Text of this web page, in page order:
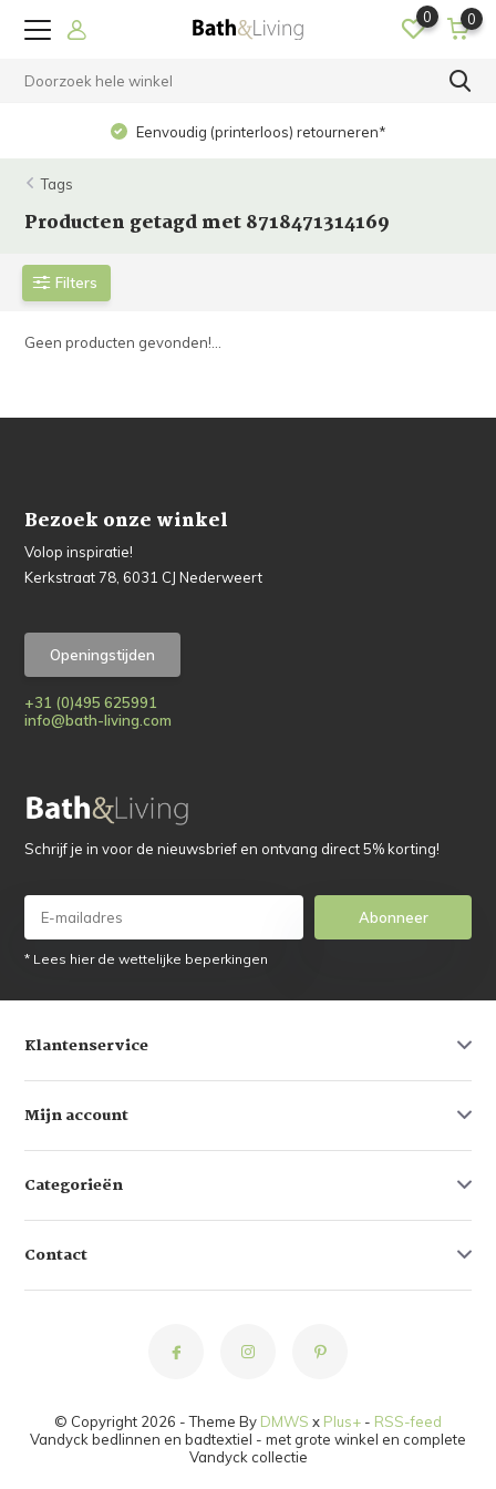
0 0
Eenvoudig (printerloos) retourneren*
Tags
Producten getagd met 8718471314169
Filters
Geen producten gevonden!...
Bezoek onze winkel
Volop inspiratie!
Kerkstraat 78, 6031 CJ Nederweert
Openingstijden
+31 (0)495 625991
info@bath-living.com
Schrijf je in voor de nieuwsbrief en ontvang direct 5% korting!
Abonneer
* Lees hier de wettelijke beperkingen
Klantenservice
Mijn account
Categorieën
Contact
© Copyright 2026 - Theme By DMWS x Plus+ - RSS-feed
Vandyck bedlinnen en badtextiel - met grote winkel en complete
Vandyck collectie